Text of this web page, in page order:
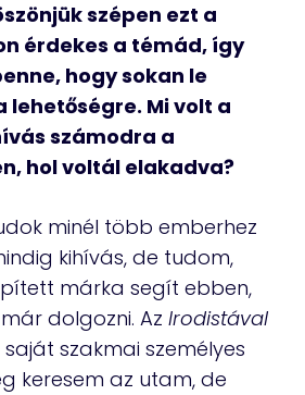
szépen ezt a
érdekes a témád, így
hogy sokan le
lehetőségre. Mi volt a
számodra a
hol voltál elakadva?
minél több emberhez
kihívás, de tudom,
márka segít ebben,
dolgozni. Az Irodistával
szakmai személyes
keresem az utam, de